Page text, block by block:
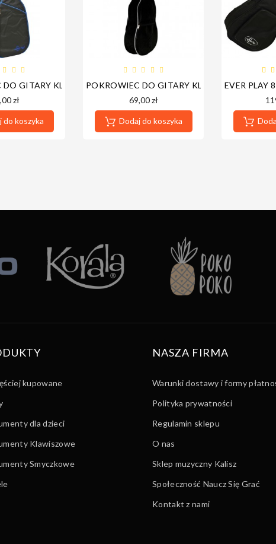
PIANKA 5MM
GITARY KLASYCZNEJ 1/2 400C BL PIANKA 10MM
zł
do koszyka
POKROWIEC DO GITARY KLASYCZNEJ 4/4
69,00 zł
Dodaj do koszyka
EVER PLAY
kupowane
dla dzieci
Klawiszowe
Smyczkowe
NASZA FIRMA
Warunki dostawy i formy
Polityka prywatności
Regulamin sklepu
O nas
Sklep muzyczny Kalisz
Społeczność Naucz Się Grać
Kontakt z nami